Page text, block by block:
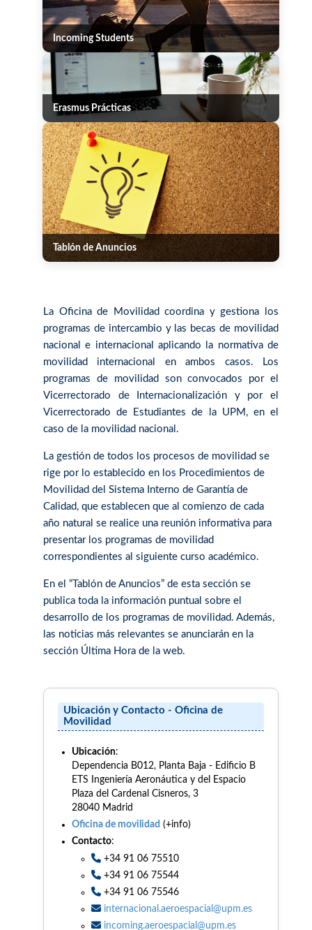
Incoming Students
Erasmus Prácticas
Tablón de Anuncios
La Oficina de Movilidad coordina y gestiona los
programas de intercambio y las becas de movilidad
nacional e internacional aplicando la normativa de
movilidad internacional en ambos casos. Los
programas de movilidad son convocados por el
Vicerrectorado de Internacionalización y por el
Vicerrectorado de Estudiantes de la UPM, en el
caso de la movilidad nacional.
La gestión de todos los procesos de movilidad se
rige por lo establecido en los Procedimientos de
Movilidad del Sistema Interno de Garantía de
Calidad, que establecen que al comienzo de cada
año natural se realice una reunión informativa para
presentar los programas de movilidad
correspondientes al siguiente curso académico.
En el “Tablón de Anuncios” de esta sección se
publica toda la información puntual sobre el
desarrollo de los programas de movilidad. Además,
las noticias más relevantes se anunciarán en la
sección Última Hora de la web.
Ubicación y Contacto - Oficina de
Movilidad
Ubicación:
Dependencia B012, Planta Baja - Edificio B
ETS Ingeniería Aeronáutica y del Espacio
Plaza del Cardenal Cisneros, 3
28040 Madrid
Oficina de movilidad (+info)
Contacto:
+34 91 06 75510
+34 91 06 75544
+34 91 06 75546
internacional.aeroespacial@upm.es
incoming.aeroespacial@upm.es